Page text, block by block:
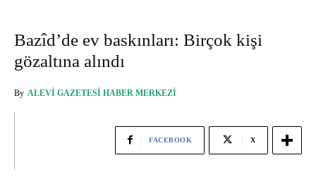
Bazîd’de ev baskınları: Birçok kişi
gözaltına alındı
By ALEVI GAZETESI HABER MERKEZI
FACEBOOK X